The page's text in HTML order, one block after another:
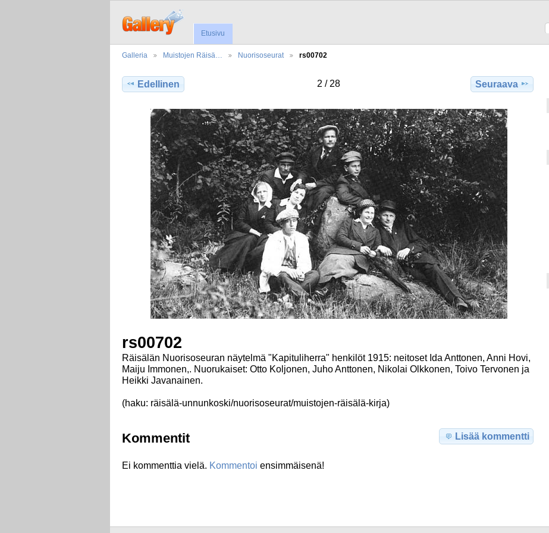
Etusivu
Galleria Muistojen Räisä… Nuorisoseurat rs00702
Edellinen 2 / 28 Seuraava
rs00702
Räisälän Nuorisoseuran näytelmä "Kapituliherra" henkilöt 1915: neitoset Ida Anttonen, Anni Hovi,
Maiju Immonen,. Nuorukaiset: Otto Koljonen, Juho Anttonen, Nikolai Olkkonen, Toivo Tervonen ja
Heikki Javanainen.
(haku: räisälä-unnunkoski/nuorisoseurat/muistojen-räisälä-kirja)
Kommentit Lisää kommentti
Ei kommenttia vielä. Kommentoi ensimmäisenä!